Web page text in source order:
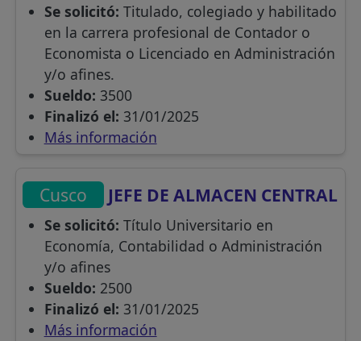
Se solicitó: Titulado, colegiado y habilitado
en la carrera profesional de Contador o
Economista o Licenciado en Administración
y/o afines.
Sueldo: 3500
Finalizó el: 31/01/2025
Más información
Cusco JEFE DE ALMACEN CENTRAL
Se solicitó: Título Universitario en
Economía, Contabilidad o Administración
y/o afines
Sueldo: 2500
Finalizó el: 31/01/2025
Más información